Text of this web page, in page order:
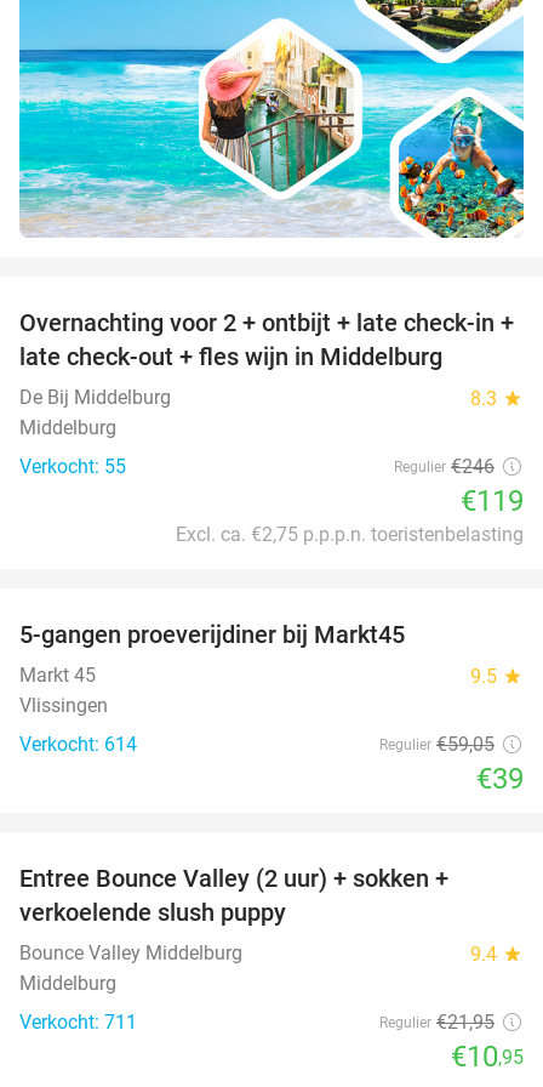
52%
Overnachting voor 2 + ontbijt + late check-in +
late check-out + fles wijn in Middelburg
De Bij Middelburg 8.3 star
Middelburg
Verkocht: 55
Regulier €246
€119
Excl. ca. €2,75 p.p.p.n. toeristenbelasting
5-gangen proeverijdiner bij Markt45
Markt 45 9.5 star
Vlissingen
Verkocht: 614
Regulier €59,05
€39
Entree Bounce Valley (2 uur) + sokken +
verkoelende slush puppy
Bounce Valley Middelburg 9.4 star
Middelburg
Verkocht: 711
Regulier €21,95
€10,95